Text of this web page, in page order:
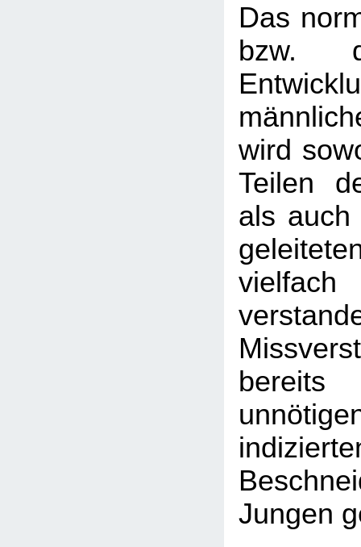
Das
bzw.
wird
Teilen
als
Jungen